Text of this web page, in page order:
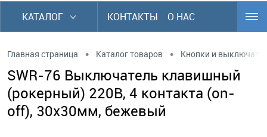
КАТАЛОГ КОНТАКТЫ О НАС
Главная страница • Каталог товаров • Кнопки и
SWR-76 Выключатель клавишный
(рокерный) 220В, 4 контакта (on-
off), 30х30мм, бежевый